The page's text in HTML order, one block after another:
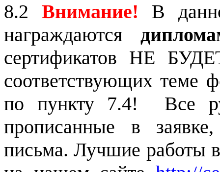
8.2 Внимание! В
награждаются
сертификатов НЕ
соответствующих теме
по пункту 7.4!
Все
прописанные в
письма. Лучшие работы